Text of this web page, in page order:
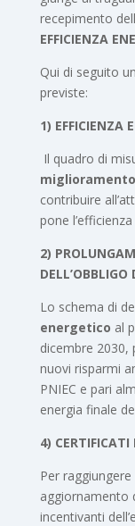
recepimento
EFFICIENZA
Qui di seguito
previste:
1) EFFICIENZA
Il quadro di
contribuire
pone
2)
Lo schema di
energetico al
dicembre 2030,
nuovi risparmi
PNIEC e pari
energia finale
4)
Per
aggiornamento
incentivanti